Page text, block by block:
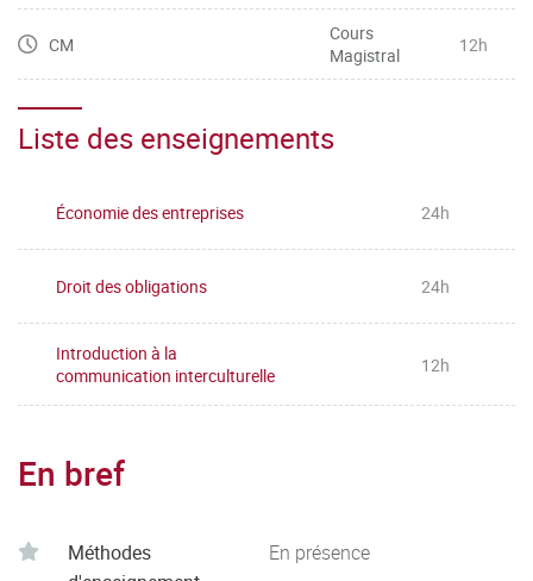
CM
Cours
Magistral
12h
Liste des enseignements
Économie des entreprises 24h
Droit des obligations 24h
Introduction à la
communication interculturelle
12h
En bref
Méthodes
En présence